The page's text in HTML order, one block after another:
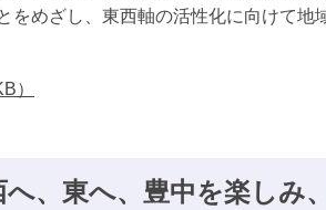
をめざし、東西軸の活性化に向けて
）
、東へ、豊中を楽しみ